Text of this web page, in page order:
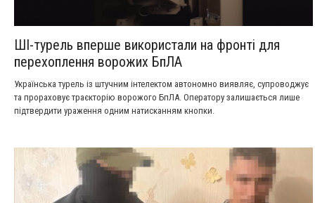
ШІ-турель вперше використали на фронті для
перехоплення ворожих БпЛА
Українська турель із штучним інтелектом автономно виявляє, супроводжує
та прораховує траєкторію ворожого БпЛА. Оператору залишається лише
підтвердити ураження одним натисканням кнопки.